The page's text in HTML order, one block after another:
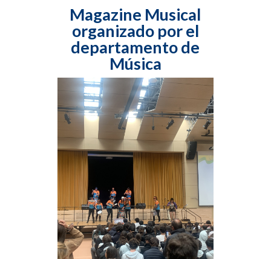
Magazine Musical
organizado por el
departamento de
Música